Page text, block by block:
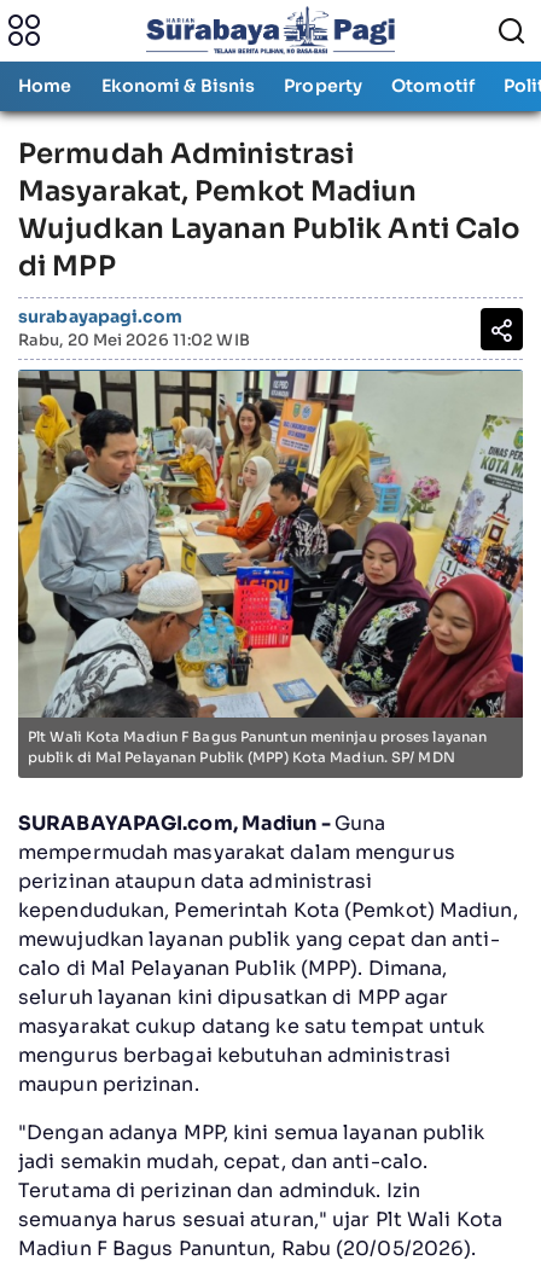
Home Ekonomi & Bisnis Property Otomotif
Permudah Administrasi
Masyarakat, Pemkot Madiun
Wujudkan Layanan Publik Anti Calo
di MPP
surabayapagi.com
Rabu, 20 Mei 2026 11:02 WIB
Plt Wali Kota Madiun F Bagus Panuntun meninjau proses layanan
publik di Mal Pelayanan Publik (MPP) Kota Madiun. SP/ MDN
SURABAYAPAGI.com, Madiun -Guna
mempermudah masyarakat dalam mengurus
perizinan ataupun data administrasi
kependudukan, Pemerintah Kota (Pemkot) Madiun,
mewujudkan layanan publik yang cepat dan anti-
calo di Mal Pelayanan Publik (MPP). Dimana,
seluruh layanan kini dipusatkan di MPP agar
masyarakat cukup datang ke satu tempat untuk
mengurus berbagai kebutuhan administrasi
maupun perizinan.
"Dengan adanya MPP, kini semua layanan publik
jadi semakin mudah, cepat, dan anti-calo.
Terutama di perizinan dan adminduk. Izin
semuanya harus sesuai aturan," ujar Plt Wali Kota
Madiun F Bagus Panuntun, Rabu (20/05/2026).